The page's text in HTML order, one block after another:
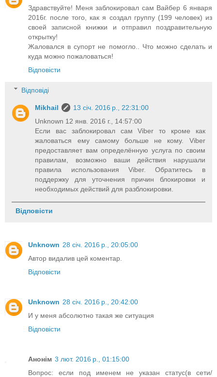
Здравствуйте! Меня заблокировал сам Вайбер 6 января
2016г. после того, как я создал группу (199 человек) из
своей записной книжки и отправил поздравительную
открытку!
Жаловался в супорт не помогло.. Что можно сделать и
куда можно пожаловаться!
Відповісти
Відповіді
Mikhail
13 січ. 2016 р., 22:31:00
Unknown 12 янв. 2016 г., 14:57:00
Если вас заблокировал сам Viber то кроме как
жаловаться ему самому больше не кому. Viber
предоставляет вам определённую услуга по своим
правилам, возможно ваши действия нарушали
правила использования Viber. Обратитесь в
поддержку для уточнения причин блокировки и
необходимых действий для разблокировки.
Відповісти
Unknown 28 січ. 2016 р., 20:05:00
Автор видалив цей коментар.
Відповісти
Unknown 28 січ. 2016 р., 20:42:00
И у меня абсолютно такая же ситуация
Відповісти
Анонім 3 лют. 2016 р., 01:15:00
Вопрос: если под именем не указан статус(в сети/